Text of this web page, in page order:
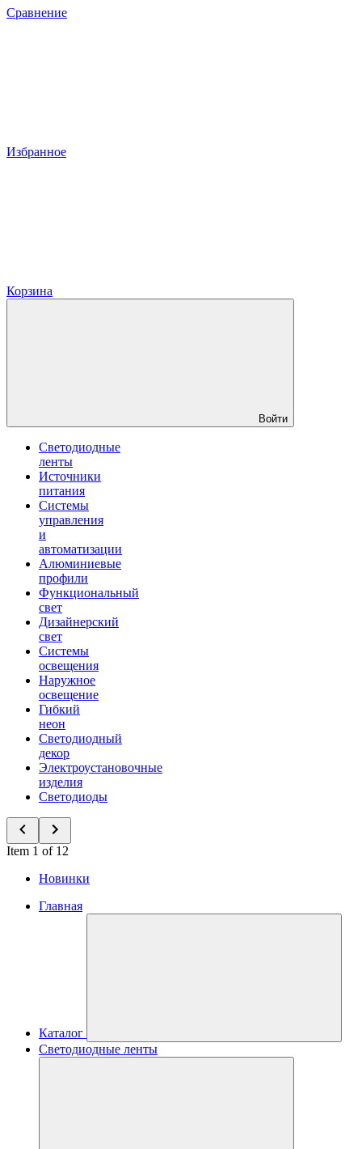
Сравнение
Избранное
Корзина
Войти
Светодиодные
ленты
Источники
питания
Системы
управления
и
автоматизации
Алюминиевые
профили
Функциональный
свет
Дизайнерский
свет
Системы
освещения
Наружное
освещение
Гибкий
неон
Светодиодный
декор
Электроустановочные
изделия
Светодиоды
Item 1 of 12
Новинки
Главная
Каталог
Светодиодные ленты